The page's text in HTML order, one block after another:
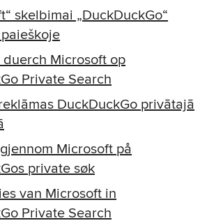
skelbimai „DuckDuckGo“
Microsoft op
Private Search
DuckDuckGo privātajā
Microsoft på
private søk
van Microsoft in
Private Search